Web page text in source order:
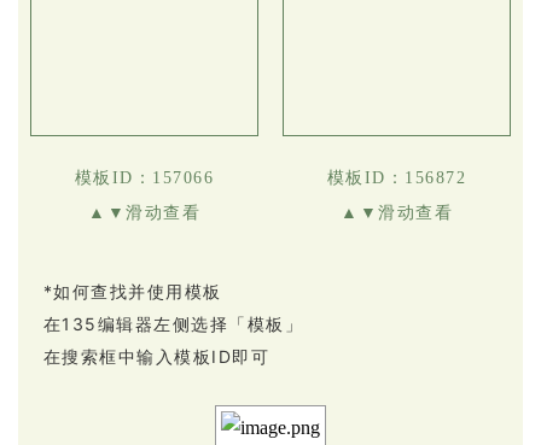
模板ID：157066
▲▼滑动查看
模板ID：156872
▲▼滑动查看
*如何查找并使用模板
在135编辑器左侧选择「模板」
在搜索框中输入模板ID即可